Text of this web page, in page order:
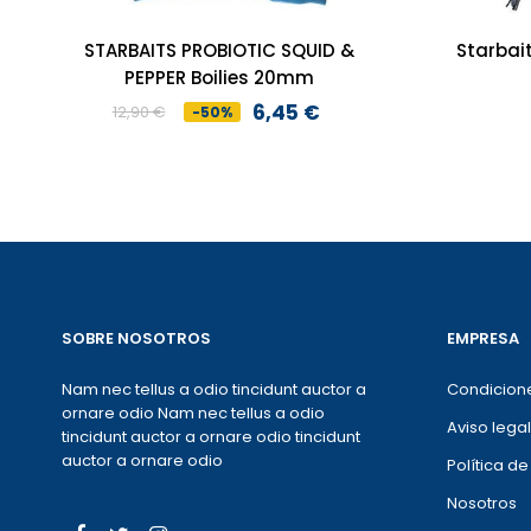
STARBAITS PROBIOTIC SQUID &
PEPPER Boilies 20mm
Preço
12,90 € -50%
Preço6,45 €
SOBRE NOSOTROS
Nam nec tellus a odio tincidunt auctor a
ornare odio Nam nec tellus a odio
tincidunt auctor a ornare odio tincidunt
auctor a ornare odio
EMPRESA
Aviso legal
Política
Nosotros